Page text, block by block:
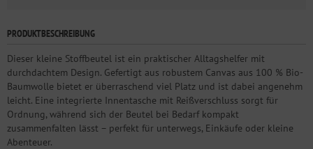
PRODUKTBESCHREIBUNG
Dieser kleine Stoffbeutel ist ein praktischer Alltagshelfer mit
durchdachtem Design. Gefertigt aus robustem Canvas aus 100 % Bio-
Baumwolle bietet er überraschend viel Platz und ist dabei angenehm
leicht. Eine integrierte Innentasche mit Reißverschluss sorgt für
Ordnung, während sich der Beutel bei Bedarf kompakt
zusammenfalten lässt – perfekt für unterwegs, Einkäufe oder kleine
Abenteuer.